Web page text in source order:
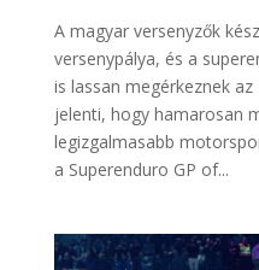
A magyar versenyzők
versenypálya, és a
is lassan megérkeznek
jelenti, hogy hamarosan
legizgalmasabb
a Superenduro GP of...